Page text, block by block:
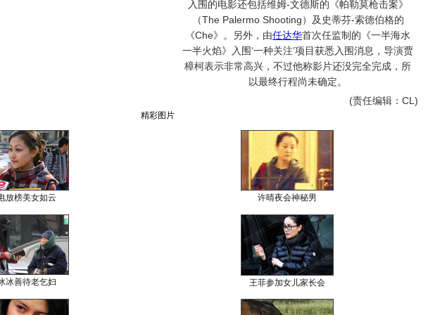
入围的电影还包括维姆-文德斯的《帕勒莫枪击案》
（The Palermo Shooting）及史蒂芬-索德伯格的
《Che》。另外，由任达华首次任监制的《一半海水
一半火焰》入围‘一种关注’项目获悉入围消息，导演贾
樟柯表示非常高兴，不过他称影片还没完全完成，所
以最终行程尚未确定。
(责任编辑：CL)
精彩图片
放榜美女如云 许晴夜会神秘男
冰善待老乞妇 王菲参加女儿家长会